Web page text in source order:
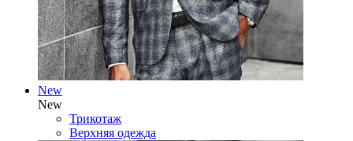
New
New
Трикотаж
Верхняя одежда